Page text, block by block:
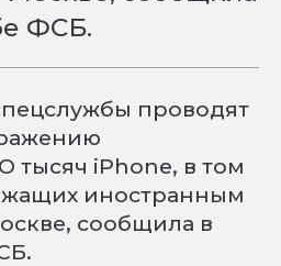
ФСБ.
проводят
тысяч iPhone, в том
иностранным
сообщила в